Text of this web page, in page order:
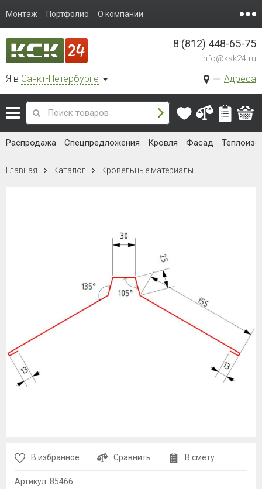
Монтаж Портфолио О компании
Я в Санкт-Петербурге Адреса
8 (812) 448-65-75
info@ksk24.ru
Распродажа Спецпредложения Кровля Фасад
Главная Каталог Кровельные материалы
В избранное Сравнить В смету
Артикул: 85466